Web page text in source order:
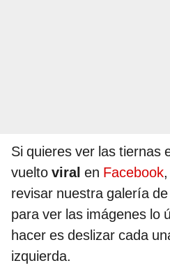
Si quieres ver las tiernas
vuelto viral en Facebook
revisar nuestra galería
para ver las imágenes lo
hacer es deslizar cada
izquierda.